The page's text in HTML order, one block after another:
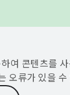
여 콘텐츠를 사
오류가 있을 수